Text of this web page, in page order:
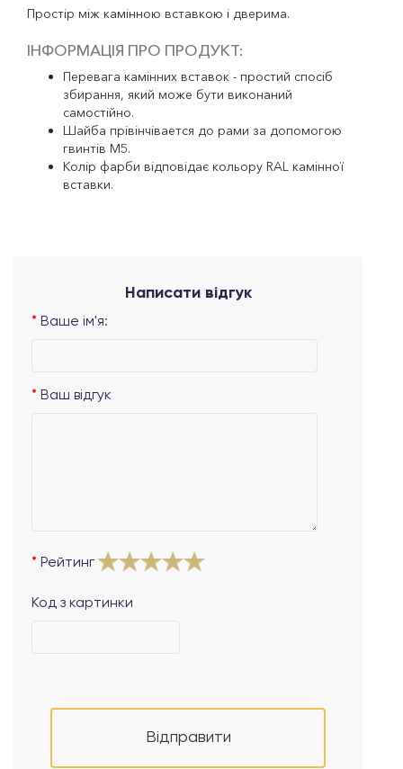
Простір між камінною вставкою і дверима.
ІНФОРМАЦІЯ ПРО ПРОДУКТ:
Перевага камінних вставок - простий спосіб
збирання, який може бути виконаний
самостійно.
Шайба прівінчівается до рами за допомогою
гвинтів M5.
Колір фарби відповідає кольору RAL камінної
вставки.
Написати відгук
Ваше ім'я:
Ваш відгук
Рейтинг
Код з картинки
Відправити